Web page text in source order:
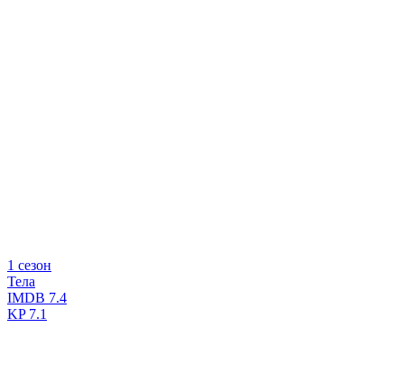
1 сезон
Тела
IMDB 7.4
KP7.1